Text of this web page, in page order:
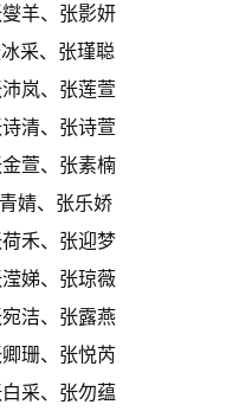
羊、张影妍
采、张瑾聪
岚、张莲萱
清、张诗萱
萱、张素楠
婧、张乐娇
禾、张迎梦
娣、张琼薇
洁、张露燕
珊、张悦芮
采、张勿蕴